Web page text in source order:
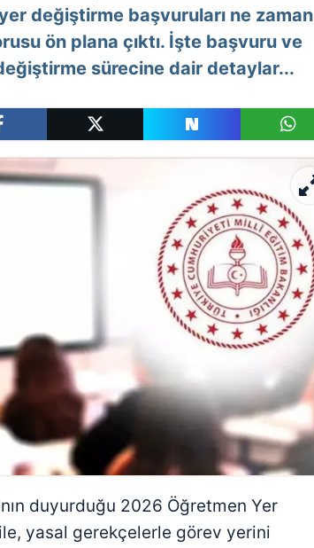
değiştirme başvuruları ne zaman
ön plana çıktı. İşte başvuru ve
sürecine dair detaylar...
duyurduğu 2026 Öğretmen Yer
yasal gerekçelerle görev yerini